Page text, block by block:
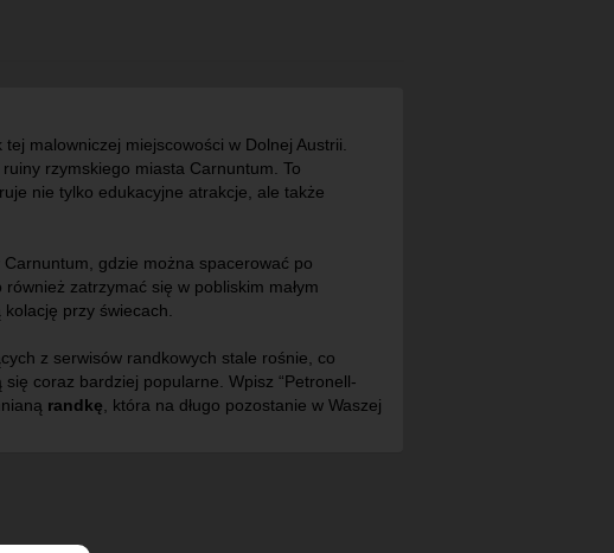
malowniczej miejscowości w Dolnej Austrii.
rzymskiego miasta Carnuntum. To
nie tylko edukacyjne atrakcje, ale także
gdzie można spacerować po
zatrzymać się w pobliskim małym
przy świecach.
z serwisów randkowych stale rośnie, co
coraz bardziej popularne. Wpisz “Petronell-
randkę , która na długo pozostanie w Waszej